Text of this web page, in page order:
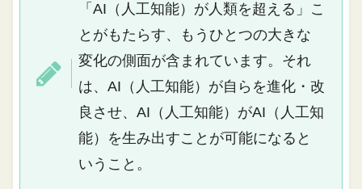
「AI（人工知能）が人類を超える」こ
とがもたらす、もうひとつの大きな
変化の側面が含まれています。それ
は、AI（人工知能）が自らを進化・改
良させ、AI（人工知能）がAI（人工知
能）を生み出すことが可能になると
いうこと。